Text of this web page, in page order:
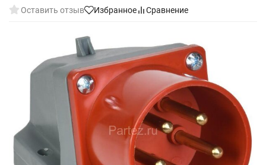
Оставить отзыв Избранное Сравнение